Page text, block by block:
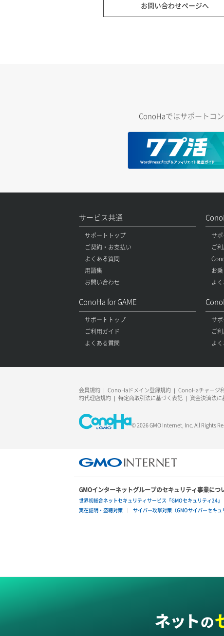
お問い合わせページへ
ConoHaではサポートコ
サービス共通
サポートトップ
ご契約・お支払い
よくある質問
用語集
お問い合わせ
サ
ご
お
よ
ConoHa for GAME
サポートトップ
ご利用ガイド
よくある質問
サ
ご
よ
会員規約 ConoHaドメイン登録規約 ConoHaチャージ
約代理店規約
特定商取引法に基づく表記 資金決済法に
© 2026 GMO Internet, Inc. All Rights
GMOインターネットグループのセキュリティ事業につ
世界初総合ネットセキュリティサービス「GMOセキュリティ24」
実在証明・盗聴対策
サイバー攻撃対策（GMOサイバーセキュ